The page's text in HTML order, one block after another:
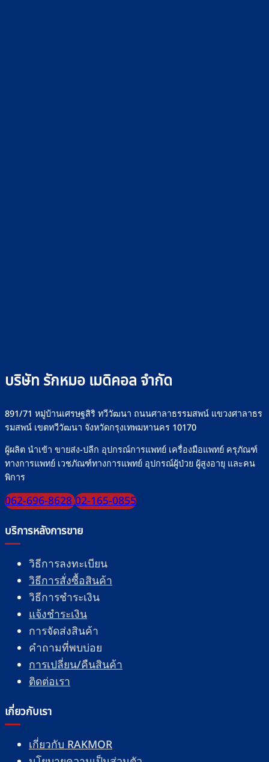
บริษัท รักหมอ เมดิคอล จำกัด
891/71 หมู่บ้านเศรษฐสิริ ทวีวัฒนา ถนนศาลาธรรมสพน์ แขวงศาลาธร
รมสพน์ เขตทวีวัฒนา จังหวัดกรุงเทพมหานคร 10170
ผู้ผลิต นำเข้า ขายส่ง-ปลีก อุปกรณ์การแพทย์ เครื่องมือแพทย์ ครุภัณฑ์
ทางการแพทย์ เวชภัณฑ์ทางการแพทย์ อุปกรณ์ผู้ป่วย ผู้สูงอายุ และคน
พิการ
062-696-862802-165-0855
บริการหลังการขาย
วิธีการลงทะเบียน
วิธีการสั่งซื้อสินค้า
วิธีการชำระเงิน
แจ้งชำระเงิน
การจัดส่งสินค้า
คำถามที่พบบ่อย
การเปลี่ยน/คืนสินค้า
ติดต่อเรา
เกี่ยวกับเรา
เกี่ยวกับ RAKMOR